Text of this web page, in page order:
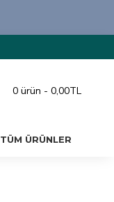
0 ürün - 0,00TL
TÜM ÜRÜNLER